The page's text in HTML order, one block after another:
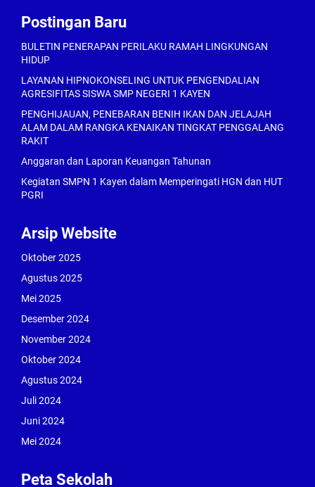
Postingan Baru
BULETIN PENERAPAN PERILAKU RAMAH LINGKUNGAN
HIDUP
LAYANAN HIPNOKONSELING UNTUK PENGENDALIAN
AGRESIFITAS SISWA SMP NEGERI 1 KAYEN
PENGHIJAUAN, PENEBARAN BENIH IKAN DAN JELAJAH
ALAM DALAM RANGKA KENAIKAN TINGKAT PENGGALANG
RAKIT
Anggaran dan Laporan Keuangan Tahunan
Kegiatan SMPN 1 Kayen dalam Memperingati HGN dan HUT
PGRI
Arsip Website
Oktober 2025
Agustus 2025
Mei 2025
Desember 2024
November 2024
Oktober 2024
Agustus 2024
Juli 2024
Juni 2024
Mei 2024
Peta Sekolah